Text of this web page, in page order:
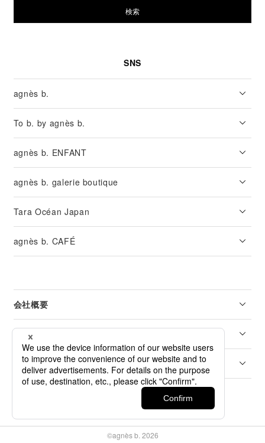
検索
SNS
agnès b.
To b. by agnès b.
agnès b. ENFANT
agnès b. galerie boutique
Tara Océan Japan
agnès b. CAFÉ
会社概要
リーガル
カスタマーサービス
©agnès b. 2026